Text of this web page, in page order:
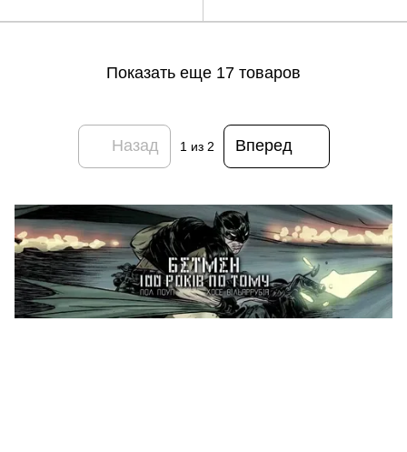
Показать еще 17 товаров
Назад 1 из 2 Вперед